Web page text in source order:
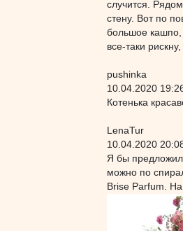
случится.
стену. Вот по
большое кашпо,
все-таки
pushinka
10.04.2020
Котенька
LenaTur
10.04.2020
Я бы
можно по
Brise Parfum.